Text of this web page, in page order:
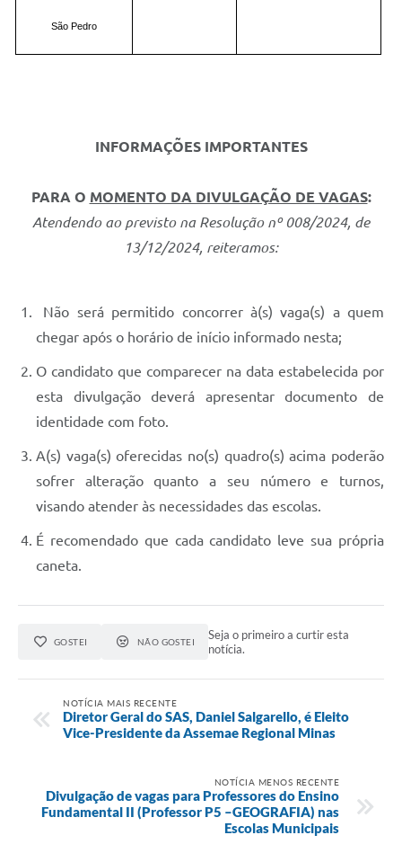
São Pedro
INFORMAÇÕES IMPORTANTES
PARA O MOMENTO DA DIVULGAÇÃO DE VAGAS:
Atendendo ao previsto na Resolução nº 008/2024, de
13/12/2024, reiteramos:
Não será permitido concorrer à(s) vaga(s) a quem
chegar após o horário de início informado nesta;
O candidato que comparecer na data estabelecida por
esta divulgação deverá apresentar documento de
identidade com foto.
A(s) vaga(s) oferecidas no(s) quadro(s) acima poderão
sofrer alteração quanto a seu número e turnos,
visando atender às necessidades das escolas.
É recomendado que cada candidato leve sua própria
caneta.
GOSTEI NÃO GOSTEI
Seja o primeiro a curtir esta
notícia.
NOTÍCIA MAIS RECENTE
Diretor Geral do SAS, Daniel Salgarello, é Eleito
Vice-Presidente da Assemae Regional Minas
NOTÍCIA MENOS RECENTE
Divulgação de vagas para Professores do Ensino
Fundamental II (Professor P5 –GEOGRAFIA) nas
Escolas Municipais